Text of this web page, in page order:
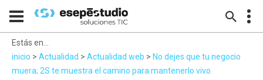
Estás en...
inicio > Actualidad > Actualidad web > No dejes que tu negocio
muera; 2S te muestra el camino para mantenerlo vivo.